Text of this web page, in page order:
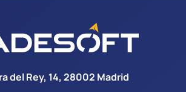
del Rey, 14, 28002 Madrid